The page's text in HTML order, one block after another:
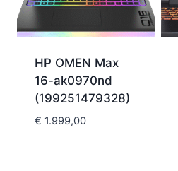
HP OMEN Max
16-ak0970nd
(199251479328)
€ 1.999,00